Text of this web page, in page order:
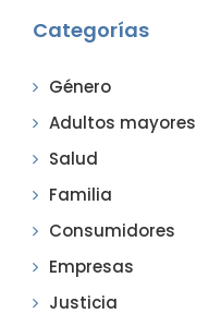
Categorías
Género
Adultos mayores
Salud
Familia
Consumidores
Empresas
Justicia